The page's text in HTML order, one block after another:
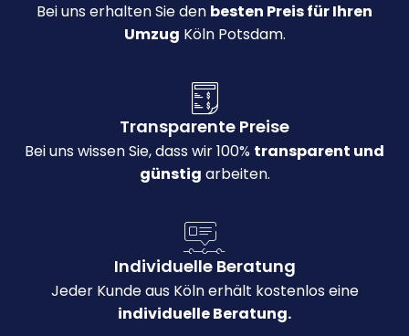
Bei uns erhalten Sie den besten Preis für Ihren
Umzug Köln Potsdam.
Transparente Preise
Bei uns wissen Sie, dass wir 100% transparent und
günstig arbeiten.
Individuelle Beratung
Jeder Kunde aus Köln erhält kostenlos eine
individuelle Beratung.